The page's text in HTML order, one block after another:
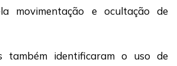
movimentação e ocultação de
também identificaram o uso de